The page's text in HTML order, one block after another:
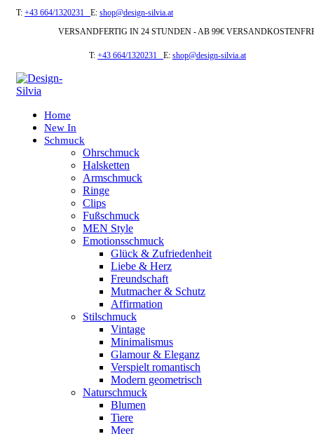
T: +43 664/1320231 E: shop@design-silvia.at
VERSANDFERTIG IN 24 STUNDEN - AB 99€
T: +43 664/1320231 E: shop@design-silvia.at
Home
New In
Schmuck
Ohrschmuck
Halsketten
Armschmuck
Ringe
Clips
Fußschmuck
MEN Style
Emotionsschmuck
Glück & Zufriedenheit
Liebe & Herz
Freundschaft
Mutmacher & Schutz
Affirmation
Stilschmuck
Vintage
Minimalismus
Glamour & Eleganz
Verspielt romantisch
Modern geometrisch
Naturschmuck
Blumen
Tiere
Meer